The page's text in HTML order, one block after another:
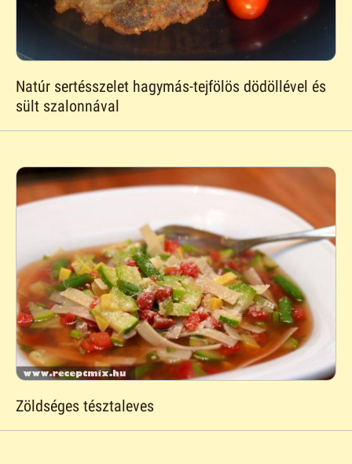
Natúr sertésszelet hagymás-tejfölös dödöllével és
sült szalonnával
Zöldséges tésztaleves